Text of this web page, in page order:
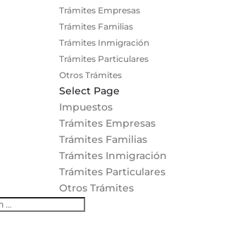
Trámites Empresas
Trámites Familias
Trámites Inmigración
Trámites Particulares
Otros Trámites
Select Page
Impuestos
Trámites Empresas
Trámites Familias
Trámites Inmigración
Trámites Particulares
Otros Trámites